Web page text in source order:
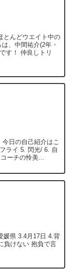
とんどウエイト中の
、中間祐介(2年・
す！ 仲良しトリ
日の自己紹介はこ
ライ 5. 閃光/ 6. 自
ーチの怜美...
媛県 3.4月17日 4.背
負けない 抱負で言